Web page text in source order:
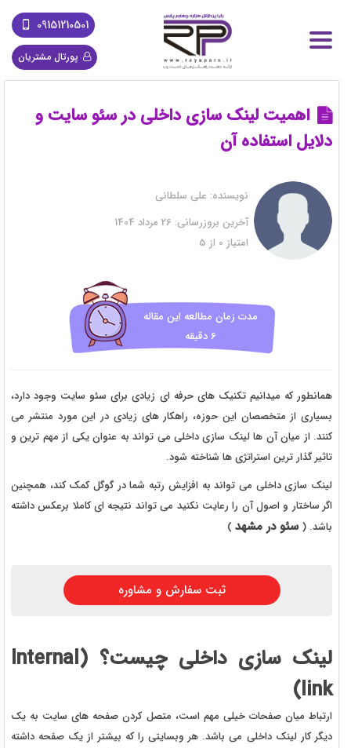
09151210501
پورتال مشتریان
اهمیت لینک سازی داخلی در سئو سایت و
دلایل استفاده آن
نویسنده: علی سلطانی
آخرین بروزرسانی:
امتیاز 0 از 5
مدت زمان مطالعه این مقاله
6 دقیقه
همانطور که میدانیم تکنیک های حرفه ای زیادی برای سئو سایت وجود دارد،
بسیاری از متخصصان این حوزه، راهکار های زیادی در این مورد منتشر می
کنند. از میان آن ها لینک سازی داخلی می تواند به عنوان یکی از مهم ترین و
تاثیر گذار ترین استراتژی ها شناخته شود.
لینک سازی داخلی می تواند به افزایش رتبه شما در گوگل کمک کند، همچنین
اگر ساختار و اصول آن را رعایت نکنید می تواند نتیجه ای کاملا برعکس داشته
باشد. (سئو در مشهد )
ثبت سفارش و مشاوره
لینک سازی داخلی چیست؟ (Internal
link
)
ارتباط میان صفحات خیلی مهم است، متصل کردن صفحه های سایت به یک
دیگر کار لینک داخلی می باشد. هر وبسایتی را که بیشتر از یک صفحه داشته